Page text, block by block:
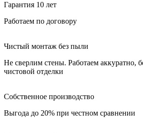
Гарантия 10 лет
Работаем по договору
Чистый монтаж без пыли
Не сверлим стены. Работаем аккуратно,
чистовой отделки
Собственное производство
Выгода до 20% при честном сравнении